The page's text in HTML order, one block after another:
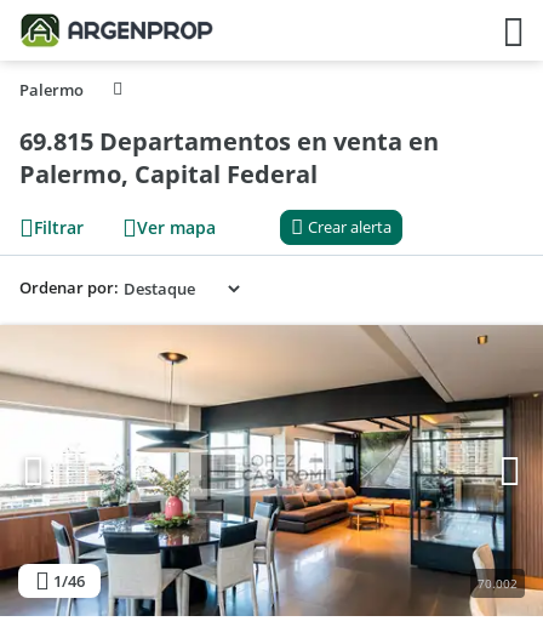
Palermo
69.815 Departamentos en venta en
Palermo, Capital Federal
Filtrar Ver mapa Crear alerta
Ordenar por:
1/46 70.002